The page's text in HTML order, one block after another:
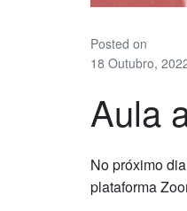
Posted on
18 Outubro,
Aula
No próximo dia
plataforma